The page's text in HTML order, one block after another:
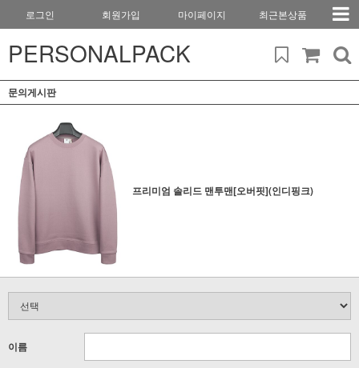
로그인 회원가입 마이페이지 최근본상품
PERSONALPACK
문의게시판
프리미엄 솔리드 맨투맨[오버핏](인디핑크)
이름